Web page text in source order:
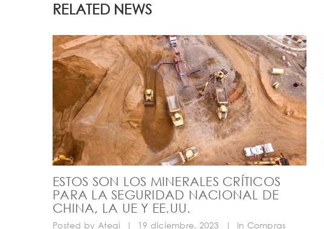
RELATED NEWS
ESTOS SON LOS MINERALES CRÍTICOS
PARA LA SEGURIDAD NACIONAL DE
CHINA, LA UE Y EE.UU.
Posted by Ategi | 19 diciembre, 2023 | In Compras